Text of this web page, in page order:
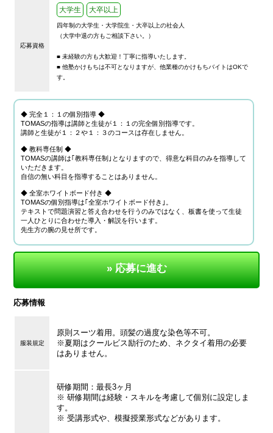
応募資格
大学生 大卒以上
四年制の大学生・大学院生・大卒以上の社会人
（大学中退の方もご相談下さい。）
■ 未経験の方も大歓迎！丁寧に指導いたします。
■ 他塾かけもちは不可となりますが、他業種のかけもちバイトはOKで
す。
◆ 完全１：１の個別指導 ◆
TOMASの指導は講師と生徒が１：１の完全個別指導です。
講師と生徒が１：２や１：３のコースは存在しません。
◆ 教科専任制 ◆
TOMASの講師は｢教科専任制｣となりますので、得意な科目のみを指導して
いただきます。
自信の無い科目を指導することはありません。
◆ 全室ホワイトボード付き ◆
TOMASの個別指導は｢全室ホワイトボード付き｣。
テキストで問題演習と答え合わせを行うのみではなく、板書を使って生徒
一人ひとりに合わせた導入・解説を行います。
先生方の腕の見せ所です。
» 応募に進む
応募情報
服装規定
原則スーツ着用。頭髪の過度な染色等不可。
※夏期はクールビス励行のため、ネクタイ着用の必要
はありません。
研修期間：最長3ヶ月
※ 研修期間は経験・スキルを考慮して個別に設定しま
す。
※ 受講形式や、模擬授業形式などがあります。